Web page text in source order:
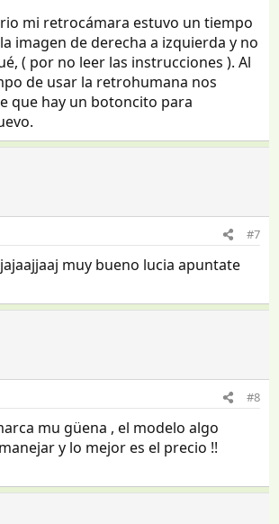
mi retrocámara estuvo un tiempo
imagen de derecha a izquierda y no
( por no leer las instrucciones ). Al
de usar la retrohumana nos
que hay un botoncito para
#7
muy bueno lucia apuntate
#8
mu güena , el modelo algo
y lo mejor es el precio !!